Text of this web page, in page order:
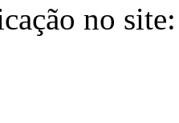
no